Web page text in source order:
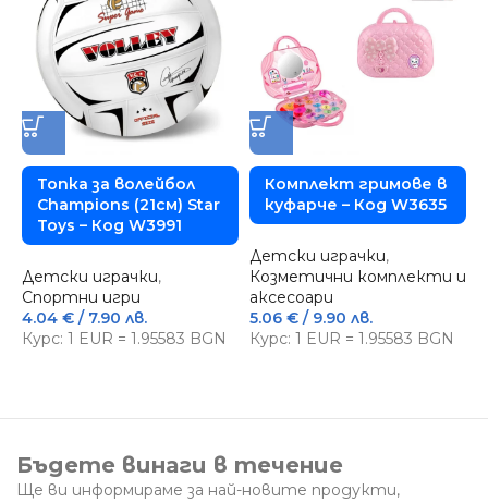
Топка за волейбол
Champions (21см) Star
Toys – Код W3991
Детски играчки,
Спортни игри
4.04 € / 7.90 лв.
Курс: 1 EUR = 1.95583 BGN
Комплект гримове в
куфарче – Код W3635
Детски играчки,
Козметични комплекти и
аксесоари
5.06 €/ 9.90 лв.
Курс: 1 EUR = 1.95583 BGN
Бъдете винаги в течение
Ще ви информираме за най-новите продукти,